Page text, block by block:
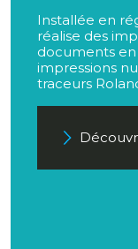
Installée en
réalise des
documents
impressions
traceurs